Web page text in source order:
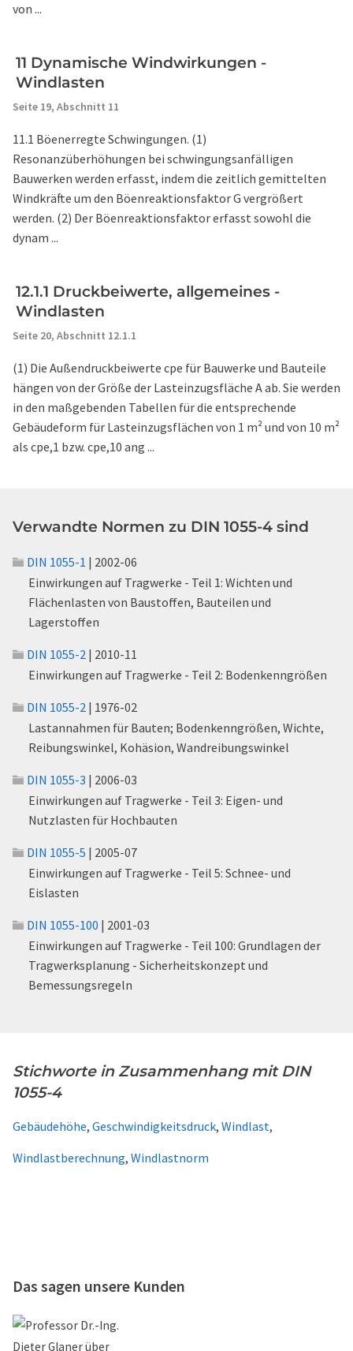
von ...
11 Dynamische Windwirkungen -
Windlasten
Seite 19, Abschnitt 11
11.1 Böenerregte Schwingungen. (1)
Resonanzüberhöhungen bei schwingungsanfälligen
Bauwerken werden erfasst, indem die zeitlich gemittelten
Windkräfte um den Böenreaktionsfaktor G vergrößert
werden. (2) Der Böenreaktionsfaktor erfasst sowohl die
dynam ...
12.1.1 Druckbeiwerte, allgemeines -
Windlasten
Seite 20, Abschnitt 12.1.1
(1) Die Außendruckbeiwerte cpe für Bauwerke und Bauteile
hängen von der Größe der Lasteinzugsfläche A ab. Sie werden
in den maßgebenden Tabellen für die entsprechende
Gebäudeform für Lasteinzugsflächen von 1 m² und von 10 m²
als cpe,1 bzw. cpe,10 ang ...
Verwandte Normen zu DIN 1055-4 sind
DIN 1055-1 | 2002-06
Einwirkungen auf Tragwerke - Teil 1: Wichten und
Flächenlasten von Baustoffen, Bauteilen und
Lagerstoffen
DIN 1055-2 | 2010-11
Einwirkungen auf Tragwerke - Teil 2: Bodenkenngrößen
DIN 1055-2 | 1976-02
Lastannahmen für Bauten; Bodenkenngrößen, Wichte,
Reibungswinkel, Kohäsion, Wandreibungswinkel
DIN 1055-3 | 2006-03
Einwirkungen auf Tragwerke - Teil 3: Eigen- und
Nutzlasten für Hochbauten
DIN 1055-5 | 2005-07
Einwirkungen auf Tragwerke - Teil 5: Schnee- und
Eislasten
DIN 1055-100 | 2001-03
Einwirkungen auf Tragwerke - Teil 100: Grundlagen der
Tragwerksplanung - Sicherheitskonzept und
Bemessungsregeln
Stichworte in Zusammenhang mit DIN
1055-4
Gebäudehöhe, Geschwindigkeitsdruck, Windlast,
Windlastberechnung, Windlastnorm
Das sagen unsere Kunden